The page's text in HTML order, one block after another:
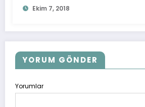
Ekim 7, 2018
YORUM GÖNDER
Yorumlar